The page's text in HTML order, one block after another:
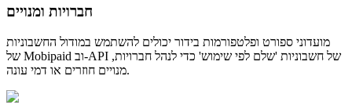
חברויות ומנויים
מועדוני ספורט ופלטפורמות בידור יכולים להשתמש במודול החשבוניות
של Mobipaid וב-API של חשבוניות 'שלם לפי שימוש' כדי לנהל חברויות,
מנויים חוזרים או דמי עונה.